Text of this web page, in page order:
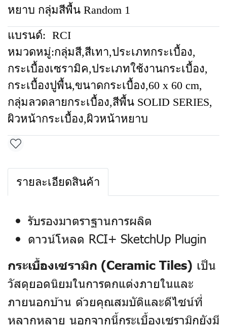
หยาบ กลุ่มสีพื้น Random 1
แบรนด์: RCI
หมวดหมู่:กลุ่มสี,สีเทา,ประเภทกระเบื้อง,
กระเบื้องเซรามิค,ประเภทใช้งานกระเบื้อง,
กระเบื้องปูพื้น,ขนาดกระเบื้อง,60 x 60 cm,
กลุ่มลวดลายกระเบื้อง,สีพื้น SOLID SERIES,
ผิวหน้ากระเบื้อง,ผิวหน้าหยาบ
รายละเอียดสินค้า
รับรองมาตราฐานการผลิต
ดาวน์โหลด RCI+ SketchUp Plugin
กระเบื้องเซรามิก (Ceramic Tiles) เป็น
วัสดุยอดนิยมในการตกแต่งภายในและ
ภายนอกบ้าน ด้วยคุณสมบัติและดีไซน์ที่
หลากหลาย นอกจากนี้กระเบื้องเซรามิกยังมี